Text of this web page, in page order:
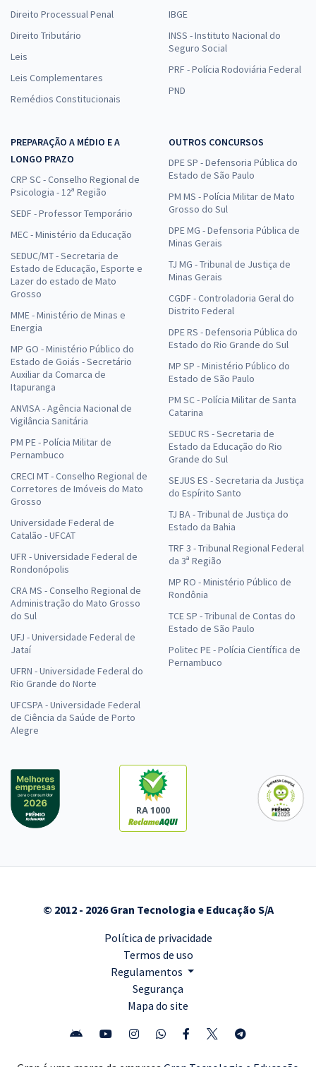
Direito Processual Penal
Direito Tributário
Leis
Leis Complementares
Remédios Constitucionais
IBGE
INSS - Instituto Nacional do
Seguro Social
PRF - Polícia Rodoviária Federal
PND
PREPARAÇÃO A MÉDIO E A
LONGO PRAZO
CRP SC - Conselho Regional de
Psicologia - 12ª Região
SEDF - Professor Temporário
MEC - Ministério da Educação
SEDUC/MT - Secretaria de
Estado de Educação, Esporte e
Lazer do estado de Mato
Grosso
MME - Ministério de Minas e
Energia
MP GO - Ministério Público do
Estado de Goiás - Secretário
Auxiliar da Comarca de
Itapuranga
ANVISA - Agência Nacional de
Vigilância Sanitária
PM PE - Polícia Militar de
Pernambuco
CRECI MT - Conselho Regional de
Corretores de Imóveis do Mato
Grosso
Universidade Federal de
Catalão - UFCAT
UFR - Universidade Federal de
Rondonópolis
CRA MS - Conselho Regional de
Administração do Mato Grosso
do Sul
UFJ - Universidade Federal de
Jataí
UFRN - Universidade Federal do
Rio Grande do Norte
UFCSPA - Universidade Federal
de Ciência da Saúde de Porto
Alegre
OUTROS CONCURSOS
DPE SP - Defensoria Pública do
Estado de São Paulo
PM MS - Polícia Militar de Mato
Grosso do Sul
DPE MG - Defensoria Pública de
Minas Gerais
TJ MG - Tribunal de Justiça de
Minas Gerais
CGDF - Controladoria Geral do
Distrito Federal
DPE RS - Defensoria Pública do
Estado do Rio Grande do Sul
MP SP - Ministério Público do
Estado de São Paulo
PM SC - Polícia Militar de Santa
Catarina
SEDUC RS - Secretaria de
Estado da Educação do Rio
Grande do Sul
SEJUS ES - Secretaria da Justiça
do Espírito Santo
TJ BA - Tribunal de Justiça do
Estado da Bahia
TRF 3 - Tribunal Regional Federal
da 3ª Região
MP RO - Ministério Público de
Rondônia
TCE SP - Tribunal de Contas do
Estado de São Paulo
Politec PE - Polícia Científica de
Pernambuco
RA 1000
© 2012 - 2026 Gran Tecnologia e Educação S/A
Política de privacidade
Termos de uso
Regulamentos
Segurança
Mapa do site